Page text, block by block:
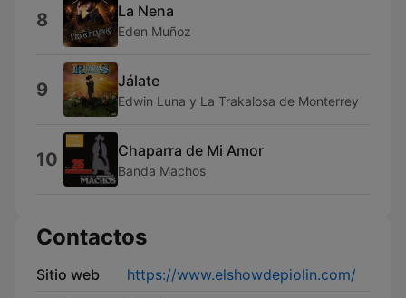
8 La Nena
Eden Muñoz
9 Jálate
Edwin Luna y La Trakalosa de Monterrey
10 Chaparra de Mi Amor
Banda Machos
Contactos
Sitio web
https://www.elshowdepiolin.com/